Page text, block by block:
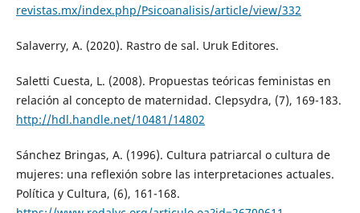
revistas.mx/index.php/Psicoanalisis/article/view/332
Salaverry, A. (2020). Rastro de sal. Uruk Editores.
Saletti Cuesta, L. (2008). Propuestas teóricas feministas en
relación al concepto de maternidad. Clepsydra, (7), 169-183.
http://hdl.handle.net/10481/14802
Sánchez Bringas, A. (1996). Cultura patriarcal o cultura de
mujeres: una reflexión sobre las interpretaciones actuales.
Política y Cultura, (6), 161-168.